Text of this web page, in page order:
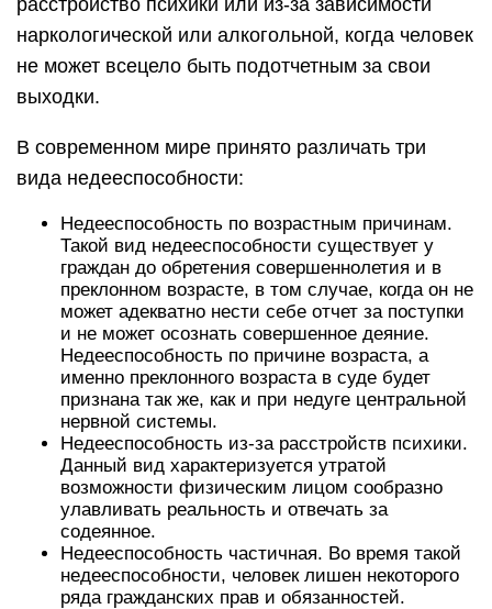
расстройство психики или из-за зависимости
наркологической или алкогольной, когда человек
не может всецело быть подотчетным за свои
выходки.
В современном мире принято различать три
вида недееспособности:
Недееспособность по возрастным причинам.
Такой вид недееспособности существует у
граждан до обретения совершеннолетия и в
преклонном возрасте, в том случае, когда он не
может адекватно нести себе отчет за поступки
и не может осознать совершенное деяние.
Недееспособность по причине возраста, а
именно преклонного возраста в суде будет
признана так же, как и при недуге центральной
нервной системы.
Недееспособность из-за расстройств психики.
Данный вид характеризуется утратой
возможности физическим лицом сообразно
улавливать реальность и отвечать за
содеянное.
Недееспособность частичная. Во время такой
недееспособности, человек лишен некоторого
ряда гражданских прав и обязанностей.